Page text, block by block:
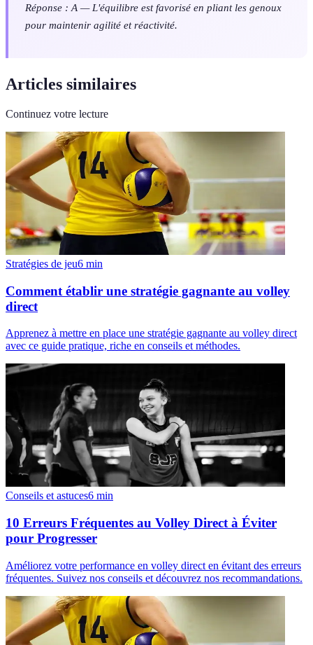
Réponse : A — L'équilibre est favorisé en pliant les genoux
pour maintenir agilité et réactivité.
Articles similaires
Continuez votre lecture
Stratégies de jeu6 min
Comment établir une stratégie gagnante au volley
direct
Apprenez à mettre en place une stratégie gagnante au volley direct
avec ce guide pratique, riche en conseils et méthodes.
Conseils et astuces6 min
10 Erreurs Fréquentes au Volley Direct à Éviter
pour Progresser
Améliorez votre performance en volley direct en évitant des erreurs
fréquentes. Suivez nos conseils et découvrez nos recommandations.